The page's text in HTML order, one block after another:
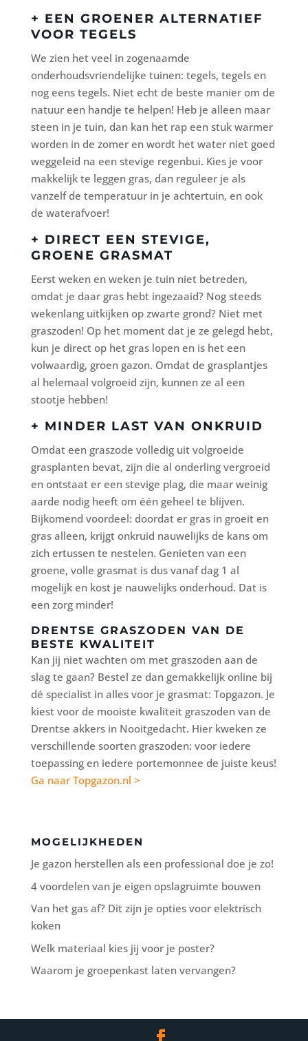
+ EEN GROENER ALTERNATIEF
VOOR TEGELS
We zien het veel in zogenaamde
onderhoudsvriendelijke tuinen: tegels, tegels en
nog eens tegels. Niet echt de beste manier om de
natuur een handje te helpen! Heb je alleen maar
steen in je tuin, dan kan het rap een stuk warmer
worden in de zomer en wordt het water niet goed
weggeleid na een stevige regenbui. Kies je voor
makkelijk te leggen gras, dan reguleer je als
vanzelf de temperatuur in je achtertuin, en ook
de waterafvoer!
+ DIRECT EEN STEVIGE,
GROENE GRASMAT
Eerst weken en weken je tuin niet betreden,
omdat je daar gras hebt ingezaaid? Nog steeds
wekenlang uitkijken op zwarte grond? Niet met
graszoden! Op het moment dat je ze gelegd hebt,
kun je direct op het gras lopen en is het een
volwaardig, groen gazon. Omdat de grasplantjes
al helemaal volgroeid zijn, kunnen ze al een
stootje hebben!
+ MINDER LAST VAN ONKRUID
Omdat een graszode volledig uit volgroeide
grasplanten bevat, zijn die al onderling vergroeid
en ontstaat er een stevige plag, die maar weinig
aarde nodig heeft om één geheel te blijven.
Bijkomend voordeel: doordat er gras in groeit en
gras alleen, krijgt onkruid nauwelijks de kans om
zich ertussen te nestelen. Genieten van een
groene, volle grasmat is dus vanaf dag 1 al
mogelijk en kost je nauwelijks onderhoud. Dat is
een zorg minder!
DRENTSE GRASZODEN VAN DE
BESTE KWALITEIT
Kan jij niet wachten om met graszoden aan de
slag te gaan? Bestel ze dan gemakkelijk online bij
dé specialist in alles voor je grasmat: Topgazon. Je
kiest voor de mooiste kwaliteit graszoden van de
Drentse akkers in Nooitgedacht. Hier kweken ze
verschillende soorten graszoden: voor iedere
toepassing en iedere portemonnee de juiste keus!
Ga naar Topgazon.nl >
MOGELIJKHEDEN
Je gazon herstellen als een professional doe je zo!
4 voordelen van je eigen opslagruimte bouwen
Van het gas af? Dit zijn je opties voor elektrisch
koken
Welk materiaal kies jij voor je poster?
Waarom je groepenkast laten vervangen?